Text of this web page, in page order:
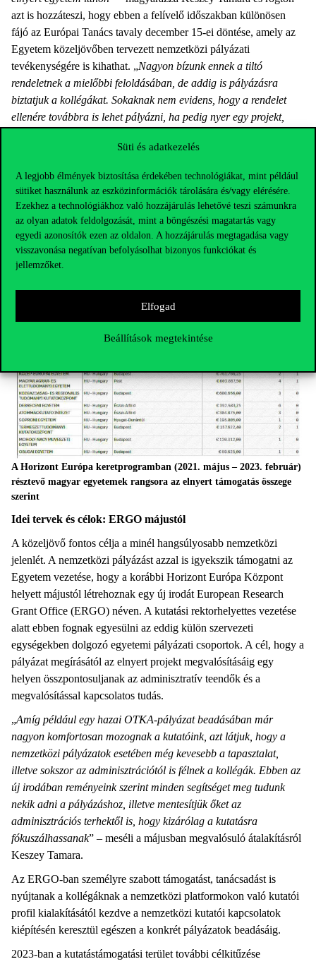
Süti és adatkezelés
A legjobb élmények biztosítása érdekében technológiákat, mint például
sütiket használunk az eszközinformációk tárolására és/vagy elérésére.
Ezekhez a technológiákhoz való hozzájárulás lehetővé teszi számunkra
az olyan adatok feldolgozását, mint a böngészési magatartás vagy
egyedi azonosítók ezen az oldalon. A hozzájárulás megtagadása vagy
visszavonása negatívan befolyásolhat bizonyos funkciókat és
jellemzőket.
Elfogad
Beállítások megtekintése
azt is hozzáteszi, hogy ebben a felívelő időszakban különösen
fájó az Európai Tanács tavaly december 15-ei döntése, amely az
Egyetem közeljövőben tervezett nemzetközi pályázati
tevékenységére is kihathat. „Nagyon bízunk ennek a tiltó
rendeletnek a mielőbbi feloldásában, de addig is pályázásra
biztatjuk a kollégákat. Sokaknak nem evidens, hogy a rendelet
ellenére továbbra is lehet pályázni, ha pedig nyer egy projekt,
kidolgozott a nyertes pályázatok jelenlegi helyzetben való
Balázs felsőoktatásért felelős államtitkár március 14-én tett
bejelentése, amelynek értelmében a kormány azonnali, 5 milliárd
forintos támogatást nyújt a modellváltó egyetemek Horizont
Európa kutatási programjainak előfinanszírozására.”
A Horizont Európa keretprogramban (2021. május – 2023. február)
résztevő magyar egyetemek rangsora az elnyert támogatás összege
szerint
Idei tervek és célok: ERGO májustól
A közeljövő fontos célja a minél hangsúlyosabb nemzetközi
jelenlét. A nemzetközi pályázást azzal is igyekszik támogatni az
Egyetem vezetése, hogy a korábbi Horizont Európa Központ
helyett májustól létrehoznak egy új irodát European Research
Grant Office (ERGO) néven. A kutatási rektorhelyettes vezetése
alatt ebben fognak egyesülni az eddig külön szervezeti
egységekben dolgozó egyetemi pályázati csoportok. A cél, hogy a
pályázat megírásától az elnyert projekt megvalósításáig egy
helyen összpontosuljanak az adminisztratív teendők és a
megvalósítással kapcsolatos tudás.
„Amíg például egy hazai OTKA-pályázat beadásában már
nagyon komfortosan mozognak a kutatóink, azt látjuk, hogy a
nemzetközi pályázatok esetében még kevesebb a tapasztalat,
illetve sokszor az adminisztrációtól is félnek a kollégák. Ebben az
új irodában reményeink szerint minden segítséget meg tudunk
nekik adni a pályázáshoz, illetve mentesítjük őket az
adminisztrációs terhektől is, hogy kizárólag a kutatásra
fókuszálhassanak” – meséli a májusban megvalósuló átalakításról
Keszey Tamara.
Az ERGO-ban személyre szabott támogatást, tanácsadást is
nyújtanak a kollégáknak a nemzetközi platformokon való kutatói
profil kialakításától kezdve a nemzetközi kutatói kapcsolatok
kiépítésén keresztül egészen a konkrét pályázatok beadásáig.
2023-ban a kutatástámogatási terület további célkitűzése